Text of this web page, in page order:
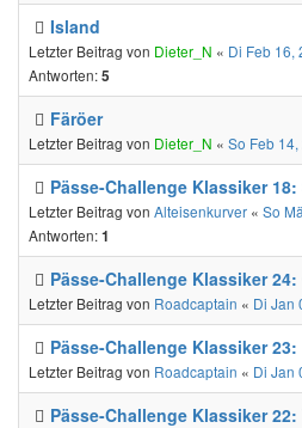
Island
Letzter Beitrag von Dieter_N « Di Feb 16,
Antworten:5
Färöer
Letzter Beitrag von Dieter_N « So Feb
Pässe-Challenge Klassiker
Letzter Beitrag von Alteisenkurver « So
Antworten:1
Pässe-Challenge Klassiker
Letzter Beitrag von Roadcaptain « Di Jan
Pässe-Challenge Klassiker
Letzter Beitrag von Roadcaptain « Di Jan
Pässe-Challenge Klassiker 22: